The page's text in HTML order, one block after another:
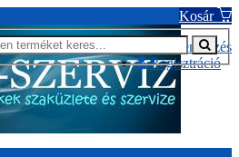
Kosár
Bejelentkezés
Regisztráció